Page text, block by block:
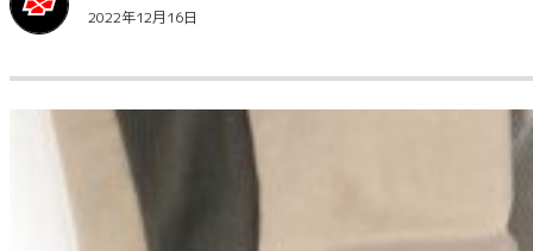
2022年12月16日